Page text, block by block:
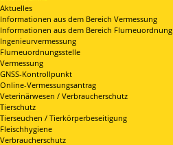
Aktuelles
Informationen aus dem Bereich Vermessung
Informationen aus dem Bereich Flurneuordnung
Ingenieurvermessung
Flurneuordnungsstelle
Vermessung
GNSS-Kontrollpunkt
Online-Vermessungsantrag
Veterinärwesen / Verbraucherschutz
Tierschutz
Tierseuchen / Tierkörperbeseitigung
Fleischhygiene
Verbraucherschutz